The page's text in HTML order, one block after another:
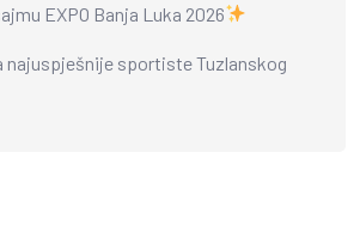
EXPO Banja Luka 2026
najuspješnije sportiste Tuzlanskog